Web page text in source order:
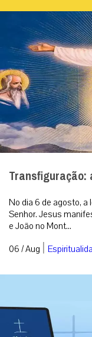
No dia 6 de agosto,
Senhor. Jesus
e João no Mont...
06 / Aug|
Maristas criam
Publicação propõe
escrita para ajudar
discernirem o...